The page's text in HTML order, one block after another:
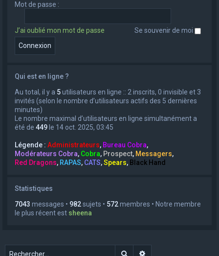
Mot de passe :
J’ai oublié mon mot de passe Se souvenir de moi
Qui est en ligne ?
Au total, il y a 5utilisateurs en ligne :: 2 inscrits, 0 invisible et 3
invités (selon le nombre d’utilisateurs actifs des 5 dernières
minutes)
Le nombre maximal d’utilisateurs en ligne simultanément a
été de 449 le 14 oct. 2025, 03:45
Légende : Administrateurs, Bureau Cobra,
Modérateurs Cobra, Cobra, Prospect, Messagers,
Red Dragons, RAPAS, CATS,Spears, Black Hand
Statistiques
7043 messages • 982sujets • 572membres • Notre membre
le plus récent est sheena
Rechercher